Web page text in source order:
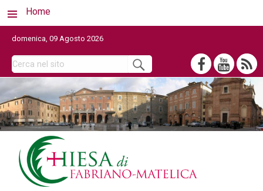
Home
domenica, 09 Agosto 2026